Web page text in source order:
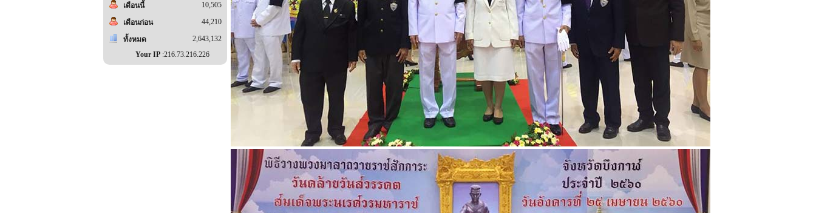
เดือนนี้ 10,505
เดือนก่อน 44,210
ทั้งหมด
2,643,132
Your IP:216.73.216.226